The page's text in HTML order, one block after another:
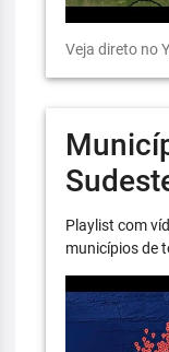
Veja direto no
Playlist com
municípios de